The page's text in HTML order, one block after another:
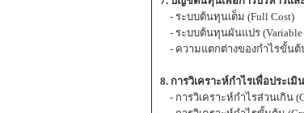
- ระบบต้นทุนเต็ม (Full Cost)
- ระบบต้นทุนผันแปร (Variable
- ความแตกต่างของกำไรขั้นต้น
8. การวิเคราะห์กำไรเพื่อประเ
- การวิเคราะห์กำไรส่วนเกิน